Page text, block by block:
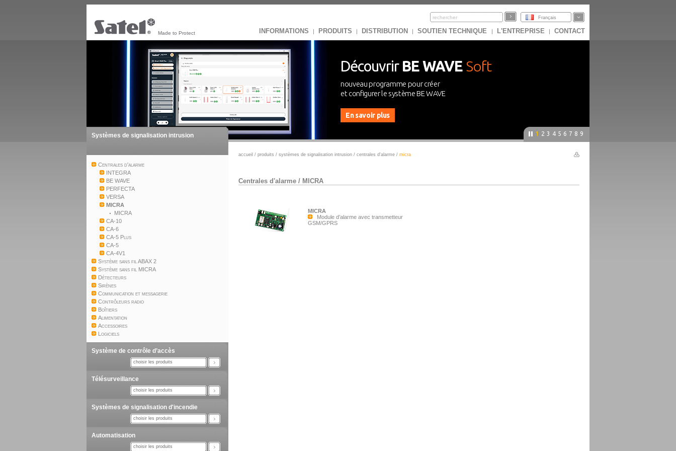
Made to Protect
Français
INFORMATIONS | PRODUITS | DISTRIBUTION | SOUTIEN TECHNIQUE | L'ENTREPRISE | CONTACT
Découvrir BE WAVE Soft
nouveau programme pour créer
et configurer le système BE WAVE
En savoir plus
1 2 3 4 5 6 7 8 9
Systèmes de signalisation intrusion
Centrales d'alarme
INTEGRA
BE WAVE
PERFECTA
VERSA
MICRA
MICRA
CA-10
CA-6
CA-5 Plus
CA-5
CA-4V1
Système sans fil ABAX 2
Système sans fil MICRA
Détecteurs
Sirènes
Communication et messagerie
Contrôleurs radio
Boîtiers
Alimentation
Accessoires
Logiciels
Système de contrôle d’accès
choisir les produits
Télésurveillance
choisir les produits
Systèmes de signalisation d'incendie
choisir les produits
Automatisation
choisir les produits
accueil / produits / systèmes de signalisation intrusion / centrales d'alarme / micra
Centrales d'alarme / MICRA
MICRA
Module d’alarme avec transmetteur
GSM/GPRS